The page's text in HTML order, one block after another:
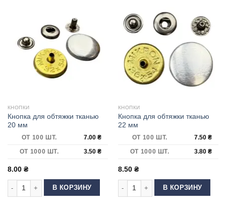
КНОПКИ
Кнопка для обтяжки тканью
20 мм
ОТ 100 ШТ. 7.00 ₴
ОТ 1000 ШТ.
3.50 ₴
8.00 ₴
Количество товара Кнопка для обтяжки тканью 20 мм
В КОРЗИНУ
КНОПКИ
Кнопка для обтяжки тканью
22 мм
ОТ 100 ШТ. 7.50 ₴
ОТ 1000 ШТ.
3.80 ₴
8.50 ₴
Количество товара Кнопка для
В КОРЗИНУ